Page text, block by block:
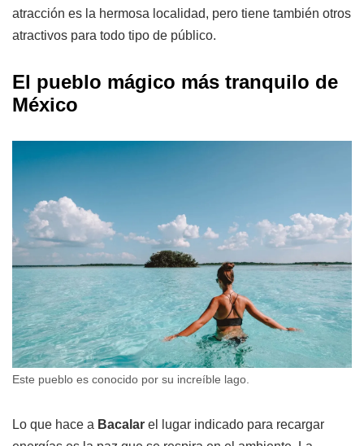
atracción es la hermosa localidad, pero tiene también otros
atractivos para todo tipo de público.
El pueblo mágico más tranquilo de
México
Este pueblo es conocido por su increíble lago.
Lo que hace a Bacalar el lugar indicado para recargar